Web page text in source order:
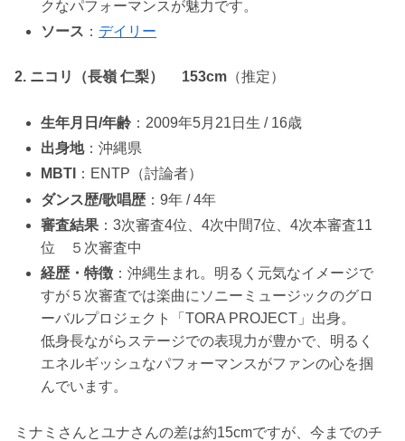
クなパフォーマンスが魅力です。
ソース ： デイリー
2. ニコリ（長嶺 仁梨） 153cm （推定）
生年月日/年齢 ：2009年5月21日生 / 16歳
出身地：沖縄県
MBTI
：ENTP（討論者）
ダンス歴/歌唱歴 ：9年 / 4年
審査結果 ：3次審査4位、4次中間7位、4次本審査11
位 ５次審査中
経歴・特徴 ：沖縄生まれ。明るく元気なイメージで
すが５次審査では楽曲にソニーミュージックのグロ
ーバルプロジェクト「TORA PROJECT」出身。
低身長ながらステージでの表現力が豊かで、明るく
エネルギッシュなパフォーマンスがファンの心を掴
んでいます。
ミナミさんとユナさんの差は約15cmですが、今までのチ